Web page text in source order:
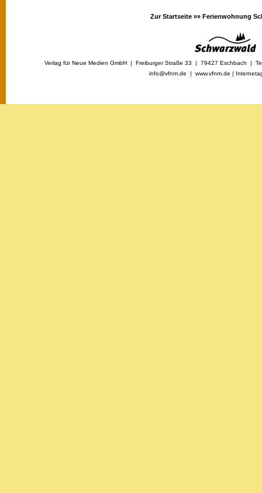
Zur Startseite »» Ferienwohnung
Verlag für Neue Medien GmbH | Freiburger Straße 33 | 79427 Eschbach |
info@vfnm.de | www.vfnm.de |